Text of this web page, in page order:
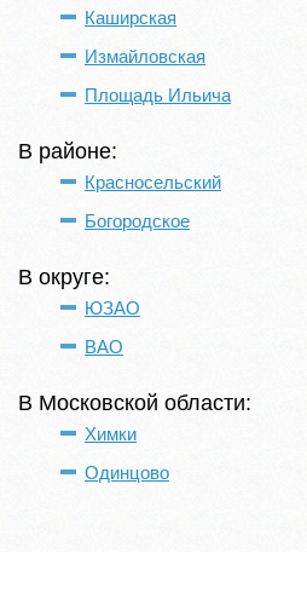
Каширская
Измайловская
Площадь Ильича
В районе:
Красносельский
Богородское
В округе:
ЮЗАО
ВАО
В Московской области:
Химки
Одинцово